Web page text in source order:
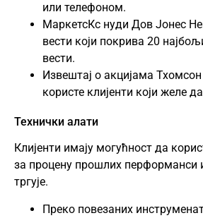
или телефоном.
МаркетсКс нуди Дов Јонес
вести који покрива 20
вести.
Извештај о акцијама
користе клијенти који желе
Технички алати
Клијенти имају могућност да
за процену прошлих перформанси
тргује.
Преко повезаних